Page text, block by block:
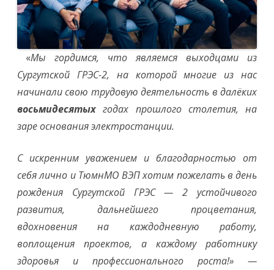
«Мы гордимся, что являемся выходцами из
Сургутской ГРЭС-2, на которой многие из нас
начинали свою трудовую деятельность в далёких
восьмидесятых годах прошлого столетия, на
заре основания электростанции.
С искренним уважением и благодарностью от
себя лично и ТюмнМО ВЭП хотим пожелать в день
рождения Сургутской ГРЭС — 2 устойчивого
развития, дальнейшего процветания,
вдохновения на каждодневную работу,
воплощения проектов, а каждому работнику
здоровья и профессионального роста!» —